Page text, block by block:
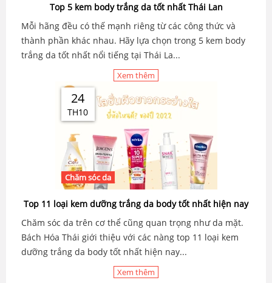
Top 5 kem body trắng da tốt nhất Thái Lan
Mỗi hãng đều có thế mạnh riêng từ các công thức và
thành phần khác nhau. Hãy lựa chọn trong 5 kem body
trắng da tốt nhất nổi tiếng tại Thái La...
Xem thêm
24
TH10
Chăm sóc da
Top 11 loại kem dưỡng trắng da body tốt nhất hiện nay
Chăm sóc da trên cơ thể cũng quan trọng như da mặt.
Bách Hóa Thái giới thiệu với các nàng top 11 loại kem
dưỡng trắng da body tốt nhất hiện nay...
Xem thêm